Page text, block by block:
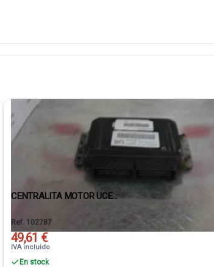
CENTRALITA MOTOR UCE...
Ref. 102787
49,61 €
IVA incluido
En stock